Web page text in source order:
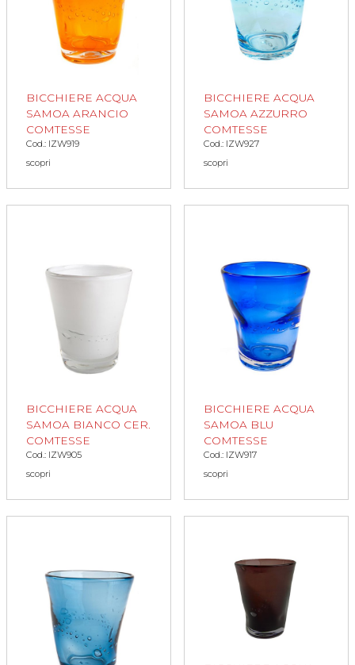
BICCHIERE ACQUA
SAMOA ARANCIO
COMTESSE
Cod.: IZW919
scopri
BICCHIERE ACQUA
SAMOA AZZURRO
COMTESSE
Cod.: IZW927
scopri
BICCHIERE ACQUA
SAMOA BIANCO CER.
COMTESSE
Cod.: IZW905
scopri
BICCHIERE ACQUA
SAMOA BLU
COMTESSE
Cod.: IZW917
scopri